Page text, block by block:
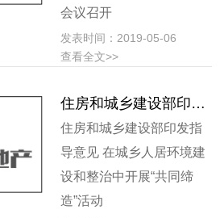
会议召开
发表时间：2019-05-06
查看全文>>
住房和城乡建设部印发指导意见 在城乡人居环境建设和整治中开展“共同缔造”活动
住房和城乡建设部印发指
导意见 在城乡人居环境建
设和整治中开展“共同缔
造”活动